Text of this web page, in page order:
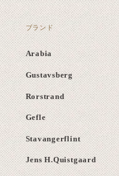
ブランド
Arabia
Gustavsberg
Rorstrand
Gefle
Stavangerflint
Jens H.Quistgaard